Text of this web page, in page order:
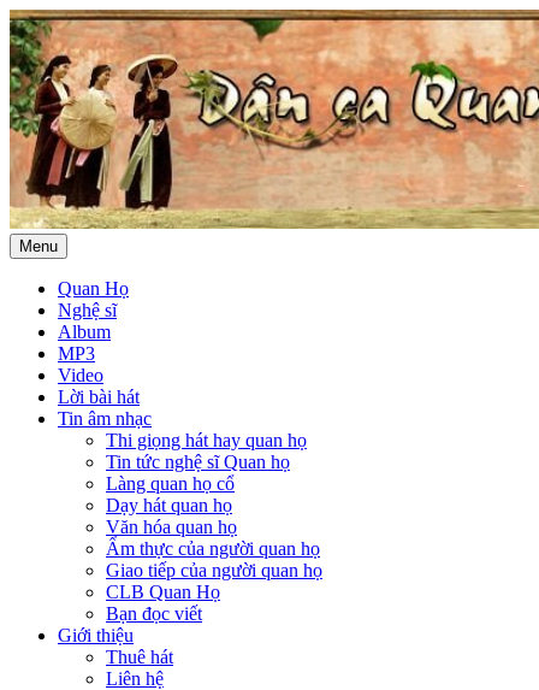
Menu
Quan Họ
Nghệ sĩ
Album
MP3
Video
Lời bài hát
Tin âm nhạc
Thi giọng hát hay quan họ
Tin tức nghệ sĩ Quan họ
Làng quan họ cổ
Dạy hát quan họ
Văn hóa quan họ
Ẩm thực của người quan họ
Giao tiếp của người quan họ
CLB Quan Họ
Bạn đọc viết
Giới thiệu
Thuê hát
Liên hệ